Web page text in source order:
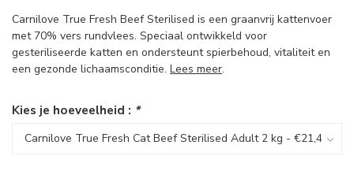
Carnilove True Fresh Beef Sterilised is een graanvrij kattenvoer
met 70% vers rundvlees. Speciaal ontwikkeld voor
gesteriliseerde katten en ondersteunt spierbehoud, vitaliteit en
een gezonde lichaamsconditie. Lees meer.
Kies je hoeveelheid : *